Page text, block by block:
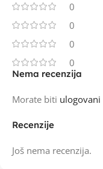
0
0
0
0
Recenzije
Još nema recenzija.
Nema recenzija
Morate biti ulogovani